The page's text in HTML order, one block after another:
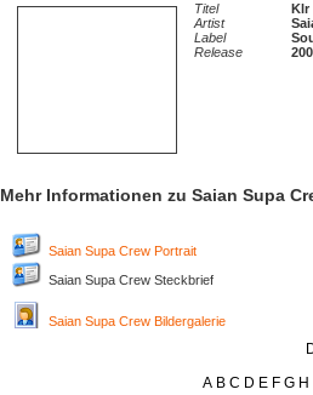
Titel
Klr
Artist
Label
Release
Mehr Informationen zu Saian Supa
Saian Supa Crew Portrait
Saian Supa Crew Steckbrief
Saian Supa Crew Bildergalerie
A B C D E F G H